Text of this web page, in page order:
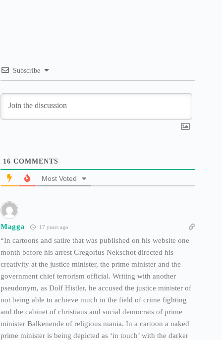
Subscribe
16 COMMENTS
Most Voted
Magga 17 years ago
“In cartoons and satire that was published on his website one
month before his arrest Gregorius Nekschot directed his
creativity at the justice minister, the prime minister and the
government chief terrorism official. Writing with another
pseudonym, as Dolf Histler, he accused the justice minister of
not being able to achieve much in the field of crime fighting
and the cabinet of christians and social democrats of prime
minister Balkenende of religious mania. In a cartoon a naked
prime minister is being depicted as ‘in touch’ with the darker